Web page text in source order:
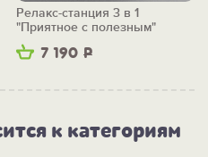
7 190 Р
Релакс-станция 3 в 1
"Приятное с полезным"
к категориям